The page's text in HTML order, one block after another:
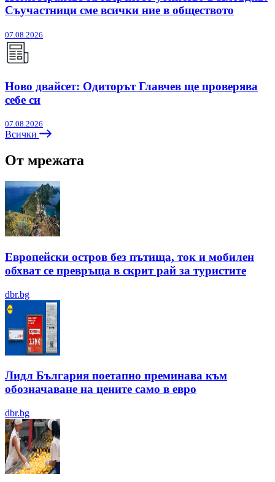
Съучастници сме всички ние в обществото
07.08.2026
Ново двайсет: Одиторът Главчев ще проверява
себе си
07.08.2026
Всички
От мрежата
Европейски остров без пътища, ток и мобилен
обхват се превръща в скрит рай за туристите
dbr.bg
Лидл България поетапно преминава към
обозначаване на цените само в евро
dbr.bg